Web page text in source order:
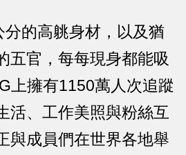
的高䠷身材，以及猶
五官，每每現身都能吸
上擁有1150萬人次追蹤
活、工作美照與粉絲互
與成員們在世界各地舉